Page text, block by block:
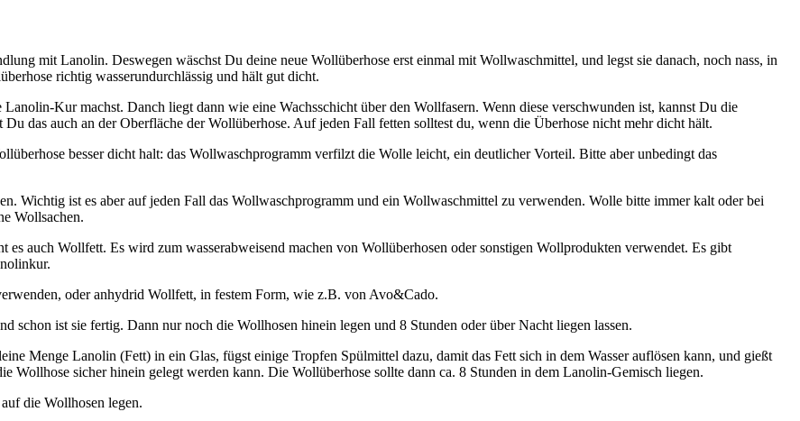
mit Lanolin. Deswegen wäschst Du deine neue Wollüberhose erst einmal mit Wollwaschmittel, und legst sie danach, noch nass, in
richtig wasserundurchlässig und hält gut dicht.
Kur machst. Danch liegt dann wie eine Wachsschicht über den Wollfasern. Wenn diese verschwunden ist, kannst Du die
das auch an der Oberfläche der Wollüberhose. Auf jeden Fall fetten solltest du, wenn die Überhose nicht mehr dicht hält.
besser dicht halt: das Wollwaschprogramm verfilzt die Wolle leicht, ein deutlicher Vorteil. Bitte aber unbedingt das
Wichtig ist es aber auf jeden Fall das Wollwaschprogramm und ein Wollwaschmittel zu verwenden. Wolle bitte immer kalt oder bei
Wollsachen.
auch Wollfett. Es wird zum wasserabweisend machen von Wollüberhosen oder sonstigen Wollprodukten verwendet. Es gibt
oder anhydrid Wollfett, in festem Form, wie z.B. von Avo&Cado.
schon ist sie fertig. Dann nur noch die Wollhosen hinein legen und 8 Stunden oder über Nacht liegen lassen.
Menge Lanolin (Fett) in ein Glas, fügst einige Tropfen Spülmittel dazu, damit das Fett sich in dem Wasser auflösen kann, und gießt
Wollhose sicher hinein gelegt werden kann. Die Wollüberhose sollte dann ca. 8 Stunden in dem Lanolin-Gemisch liegen.
die Wollhosen legen.